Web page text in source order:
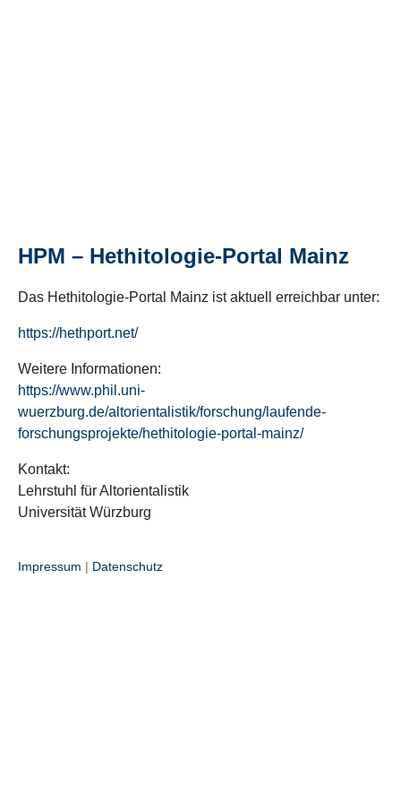
HPM – Hethitologie-Portal Mainz
Das Hethitologie-Portal Mainz ist aktuell erreichbar unter:
https://hethport.net/
Weitere Informationen:
https://www.phil.uni-
wuerzburg.de/altorientalistik/forschung/laufende-
forschungsprojekte/hethitologie-portal-mainz/
Kontakt:
Lehrstuhl für Altorientalistik
Universität Würzburg
Impressum | Datenschutz